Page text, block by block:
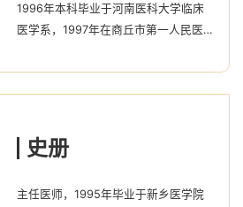
1996年本科毕业于河南医科大学临床
医学系，1997年在商丘市第一人民医院
郑州大学第一临床医学院呼吸病专业，
对肺炎、慢阻肺、支气管哮喘、间质性
肺栓塞、肺结核、胸水、咯血、咳嗽、
发热等病症的诊治具有丰富的临床经
鉴别诊断能力，熟练掌握本专业各种临
史册
主任医师，1995年毕业于新乡医学院